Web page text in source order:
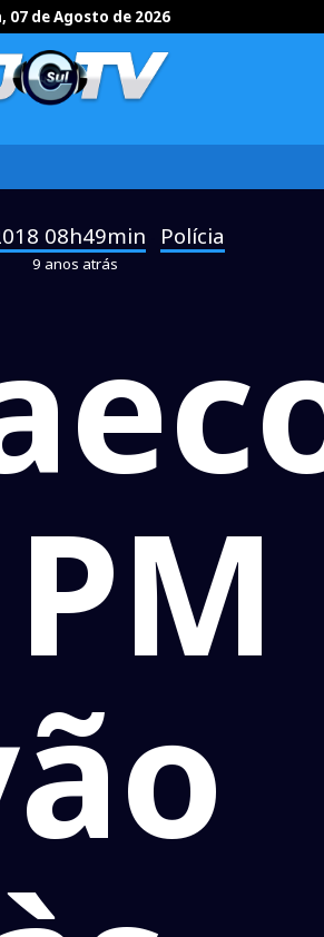
de Agosto de 2026
08h49min Polícia
9 anos atrás